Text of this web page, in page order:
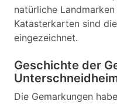
natürliche
Katasterkarten sind
eingezeichnet.
Geschichte der
Die Gemarkungen